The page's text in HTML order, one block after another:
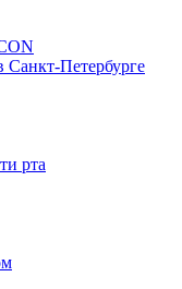
Санкт-Петербурге
рта